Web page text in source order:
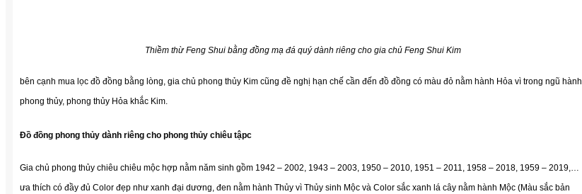
Thiềm thừ Feng Shui bằng đồng mạ đá quý dành riêng cho gia chủ Feng Shui Kim
bên cạnh mua lọc đồ đồng bằng lòng, gia chủ phong thủy Kim cũng đề nghị hạn chế cần đến đồ đồng có màu đỏ nằm hành Hỏa vì trong ngũ hành
phong thủy, phong thủy Hỏa khắc Kim.
Đồ đồng phong thủy dành riêng cho phong thủy chiêu tậpc
Gia chủ phong thủy chiêu chiêu mộc hợp nằm năm sinh gồm 1942 – 2002, 1943 – 2003, 1950 – 2010, 1951 – 2011, 1958 – 2018, 1959 – 2019,…
ưa thích có đầy đủ Color đẹp như xanh đại dương, đen nằm hành Thủy vì Thủy sinh Mộc và Color sắc xanh lá cây nằm hành Mộc (Màu sắc bản